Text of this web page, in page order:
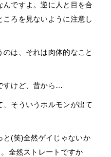
ですよ。逆に人と目を合
ろを見ないように注意し
のは、それは肉体的なこと
すけど、昔から…
、そういうホルモンが出て
と(笑)全然ゲイじゃないか
全然ストレートですか